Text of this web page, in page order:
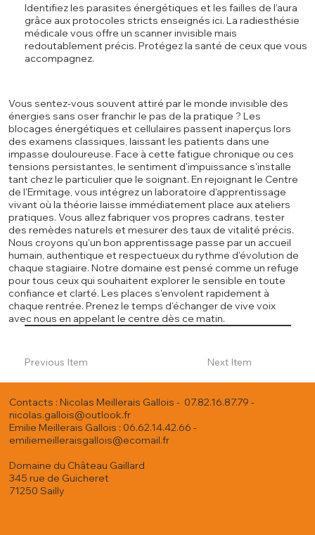
Identifiez les parasites énergétiques et les failles de l'aura
grâce aux protocoles stricts enseignés ici. La radiesthésie
médicale vous offre un scanner invisible mais
redoutablement précis. Protégez la santé de ceux que vous
accompagnez.
Vous sentez-vous souvent attiré par le monde invisible des
énergies sans oser franchir le pas de la pratique ? Les
blocages énergétiques et cellulaires passent inaperçus lors
des examens classiques, laissant les patients dans une
impasse douloureuse. Face à cette fatigue chronique ou ces
tensions persistantes, le sentiment d'impuissance s'installe
tant chez le particulier que le soignant. En rejoignant le Centre
de l'Ermitage, vous intégrez un laboratoire d'apprentissage
vivant où la théorie laisse immédiatement place aux ateliers
pratiques. Vous allez fabriquer vos propres cadrans, tester
des remèdes naturels et mesurer des taux de vitalité précis.
Nous croyons qu'un bon apprentissage passe par un accueil
humain, authentique et respectueux du rythme d'évolution de
chaque stagiaire. Notre domaine est pensé comme un refuge
pour tous ceux qui souhaitent explorer le sensible en toute
confiance et clarté. Les places s'envolent rapidement à
chaque rentrée. Prenez le temps d'échanger de vive voix
avec nous en appelant le centre dès ce matin.
Previous Item Next Item
Contacts : Nicolas Meillerais Gallois - 07.82.16.87.79 -
nicolas.gallois@outlook.fr
Emilie Meillerais Gallois : 06.62.14.42.66 -
emiliemeilleraisgallois@ecomail.fr
Domaine du Château Gaillard
345 rue de Guicheret
71250 Sailly